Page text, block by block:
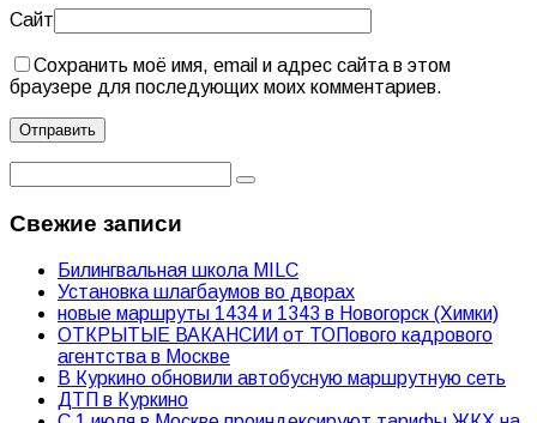
Сайт
Сохранить моё имя, email и адрес сайта в этом
браузере для последующих моих комментариев.
Свежие записи
Билингвальная школа MILC
Установка шлагбаумов во дворах
новые маршруты 1434 и 1343 в Новогорск (Химки)
ОТКРЫТЫЕ ВАКАНСИИ от ТОПового кадрового
агентства в Москве
В Куркино обновили автобусную маршрутную сеть
ДТП в Куркино